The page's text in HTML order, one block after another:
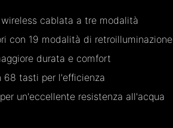
cablata a tre modalità
con 19 modalità di retroilluminazione
durata e comfort
tasti per l'efficienza
un'eccellente resistenza all'acqua